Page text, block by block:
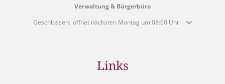
Verwaltung & Bürgerbüro
Klicken, um weitere Öffnungs- oder Schließzeiten auszublenden
Geschlossen: öffnet nächsten Montag um 08:00 Uhr
Links